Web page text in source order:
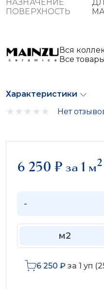
НАЗНАЧЕНИЕ
ПОВЕРХНОСТЬ
Вся
Все
Характеристики
Нет
6 250 ₽за 1 м2
-
м2
6 250 ₽ за 1 уп (